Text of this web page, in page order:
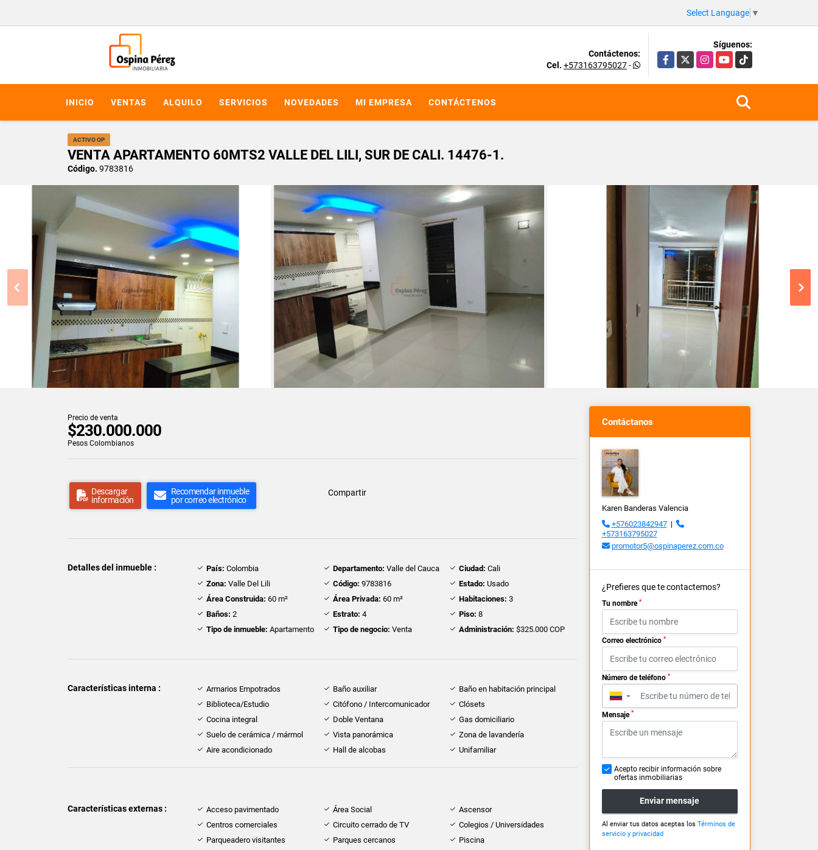
Select Language ▼
Contáctenos:
Cel. +573163795027-
Síguenos:
Facebook
X InstagramYouTubeTikTok
INICIO VENTAS ALQUILO SERVICIOS NOVEDADES MI EMPRESA CONTÁCTENOS
ACTIVO OP
VENTA APARTAMENTO 60MTS2 VALLE DEL LILI, SUR DE CALI. 14476-1.
Código. 9783816
Precio de venta
$230.000.000
Pesos Colombianos
Descargar
información
Recomendar inmueble
por correo electrónico
Compartir
Detalles del inmueble : País: Colombia Departamento: Valle del Cauca Ciudad: Cali
Zona: Valle Del Lili Código: 9783816 Estado: Usado
Área Construida: 60 m² Área Privada: 60 m² Habitaciones: 3
Baños: 2 Estrato: 4 Piso: 8
Tipo de inmueble: Apartamento Tipo de negocio: Venta Administración: $325.000 COP
Características interna : Armarios Empotrados Baño auxiliar
Baño en habitación principal
Biblioteca/Estudio
Citófono / Intercomunicador
Clósets
Cocina integral
Doble Ventana
Gas domiciliario
Suelo de cerámica / mármol
Vista panorámica
Zona de lavandería
Aire acondicionado
Hall de alcobas Unifamiliar
Características externas : Acceso pavimentado Área Social
Ascensor
Centros comerciales
Circuito cerrado de TV
Colegios / Universidades
Parqueadero visitantes
Parques cercanos
Piscina
Contáctanos
Karen Banderas Valencia
+576023842947|
+573163795027
promotor5@ospinaperez.com.co
¿Prefieres que te contactemos?
Tu nombre *
Correo electrónico *
Número de teléfono *
▼
Mensaje *
Acepto recibir información sobre
ofertas inmobiliarias
Enviar mensaje
Al enviar tus datos aceptas los Términos de
servicio y privacidad